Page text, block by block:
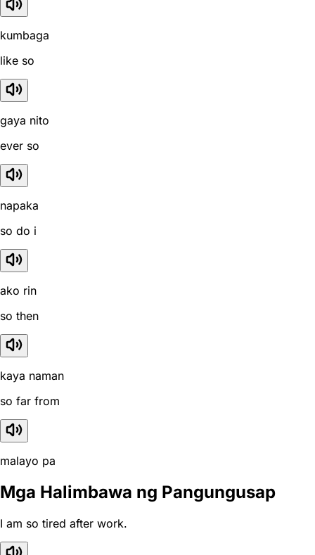
kumbaga
like so
gaya nito
ever so
napaka
so do i
ako rin
so then
kaya naman
so far from
malayo pa
Mga Halimbawa ng Pangungusap
I am so tired after work.